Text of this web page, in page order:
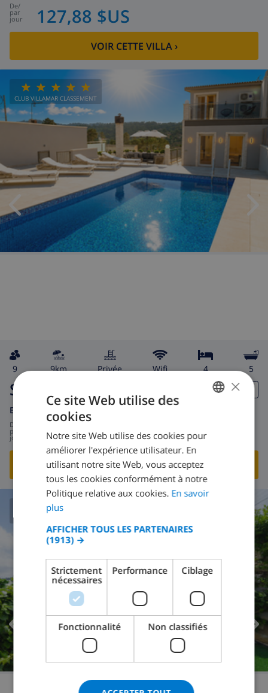
de/
par
jour 127,88 $US
VOIR CETTE VILLA›
CLUB VILLAMAR CLASSEMENT
9 9km privée wifi 4 5
Senera
Espagne Costa Brava
par
jour 404,58 $US
VOIR CETTE VILLA›
DUTCH
SPANISH
GERMAN
DANISH
×
Ce site Web utilise des
cookies
Notre site Web utilise des cookies pour
améliorer l'expérience utilisateur. En
utilisant notre site Web, vous acceptez
tous les cookies conformément à notre
Politique relative aux cookies. En savoir
plus
AFFICHER TOUS LES PARTENAIRES
(1913) →
Strictement
nécessaires
Performance Ciblage
Fonctionnalité Non classifiés